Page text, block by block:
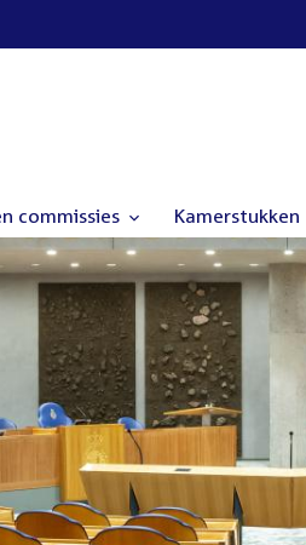
commissies Kamerstukken